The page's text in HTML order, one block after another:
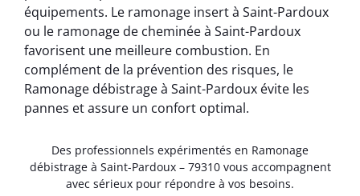
équipements. Le ramonage insert à Saint-Pardoux
ou le ramonage de cheminée à Saint-Pardoux
favorisent une meilleure combustion. En
complément de la prévention des risques, le
Ramonage débistrage à Saint-Pardoux évite les
pannes et assure un confort optimal.
Des professionnels expérimentés en Ramonage
débistrage à Saint-Pardoux – 79310 vous accompagnent
avec sérieux pour répondre à vos besoins.